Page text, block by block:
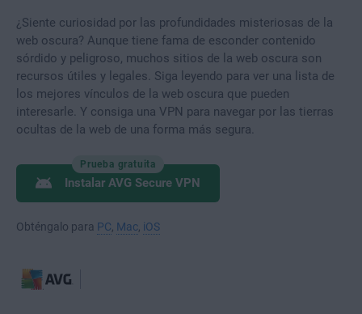
¿Siente curiosidad por las profundidades misteriosas de la
web oscura? Aunque tiene fama de esconder contenido
sórdido y peligroso, muchos sitios de la web oscura son
recursos útiles y legales. Siga leyendo para ver una lista de
los mejores vínculos de la web oscura que pueden
interesarle. Y consiga una VPN para navegar por las tierras
ocultas de la web de una forma más segura.
Prueba gratuita
Instalar AVG Secure VPN
Obténgalo para PC Mac iOS